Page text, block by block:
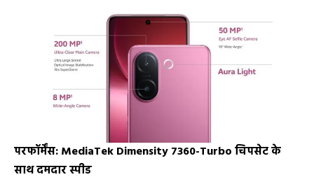
परफॉर्मेंस: MediaTek Dimensity 7360-Turbo चिपसेट के
साथ दमदार स्पीड